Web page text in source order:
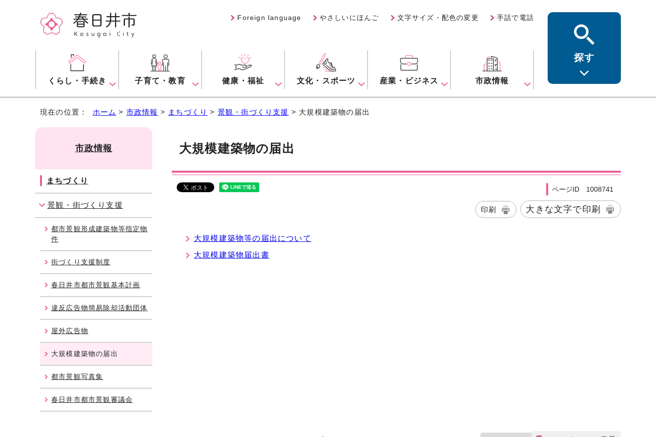
Foreign language やさしいにほんご 文字サイズ・配色の変更 手話で電話
くらし・手続き 子育て・教育 健康・福祉 文化・スポーツ 産業・ビジネス 市政情報
探す
現在の位置： ホーム > 市政情報 > まちづくり > 景観・街づくり支援 > 大規模建築物の届出
大規模建築物の届出
ページID 1008741
印刷 大きな文字で印刷
大規模建築物等の届出について
大規模建築物届出書
市政情報
まちづくり
景観・街づくり支援
都市景観形成建築物等指定物
件
街づくり支援制度
春日井市都市景観基本計画
違反広告物簡易除却活動団体
屋外広告物
大規模建築物の届出
都市景観写真集
春日井市都市景観審議会